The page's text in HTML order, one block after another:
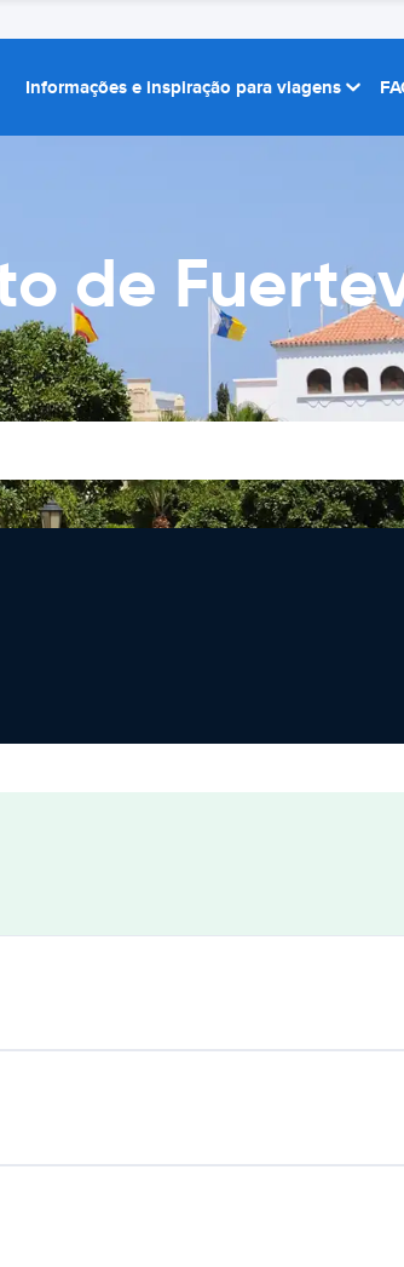
Informações e inspiração para viagens
de